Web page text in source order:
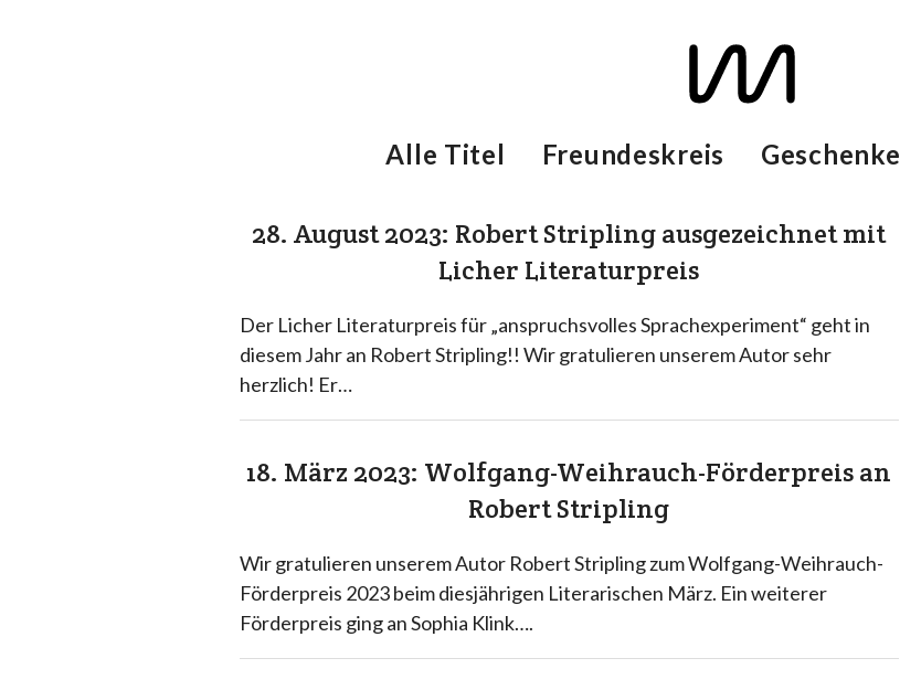
Alle Titel Freundeskreis Geschenke
28. August 2023: Robert Stripling ausgezeichnet mit
Licher Literaturpreis
Der Licher Literaturpreis für „anspruchsvolles Sprachexperiment“ geht in
diesem Jahr an Robert Stripling!! Wir gratulieren unserem Autor sehr
herzlich! Er…
18. März 2023: Wolfgang-Weihrauch-Förderpreis an
Robert Stripling
Wir gratulieren unserem Autor Robert Stripling zum Wolfgang-Weihrauch-
Förderpreis 2023 beim diesjährigen Literarischen März. Ein weiterer
Förderpreis ging an Sophia Klink….